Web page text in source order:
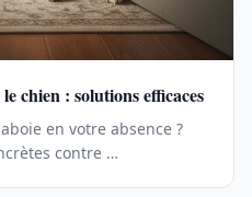
chien : solutions efficaces
en votre absence ?
contre …